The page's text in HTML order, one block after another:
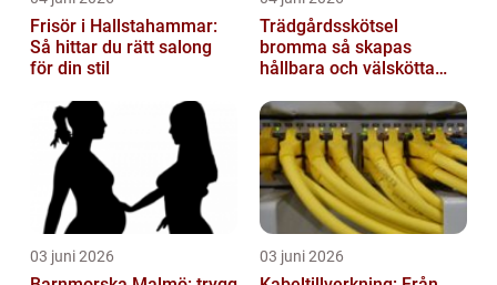
Frisör i Hallstahammar:
Så hittar du rätt salong
för din stil
Trädgårdsskötsel
bromma så skapas
hållbara och välskötta
03 juni 2026 03 juni 2026